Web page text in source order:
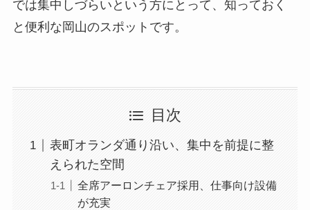
では集中しづらいという方にとって、知っておく
と便利な岡山のスポットです。
目次
表町オランダ通り沿い、集中を前提に整
えられた空間
全席アーロンチェア採用、仕事向け設備
が充実